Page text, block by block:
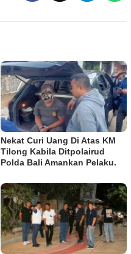
Nekat Curi Uang Di Atas KM
Tilong Kabila Ditpolairud
Polda Bali Amankan Pelaku.